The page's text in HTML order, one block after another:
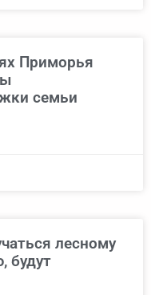
Приморья
семьи
лесному
будут